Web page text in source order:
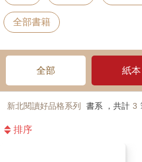
全部書籍
全部 紙本
新北閱讀好品格系列 書系 ，共計 3
排序